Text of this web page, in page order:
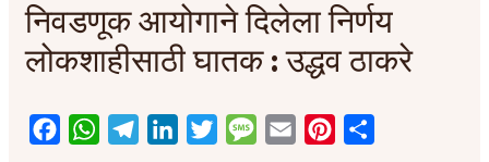
निवडणूक आयोगाने दिलेला निर्णय
लोकशाहीसाठी घातक : उद्धव ठाकरे
W
T
M
E